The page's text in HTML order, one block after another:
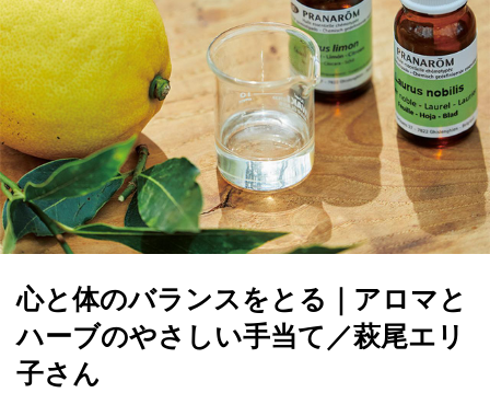
心と体のバランスをとる｜アロマと
ハーブのやさしい手当て／萩尾エリ
子さん